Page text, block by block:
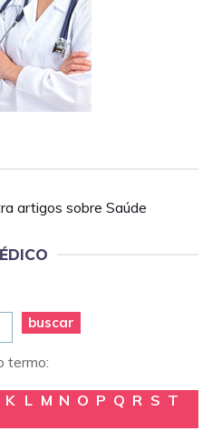
artigos sobre Saúde
buscar
termo:
K L M N O P Q R S T